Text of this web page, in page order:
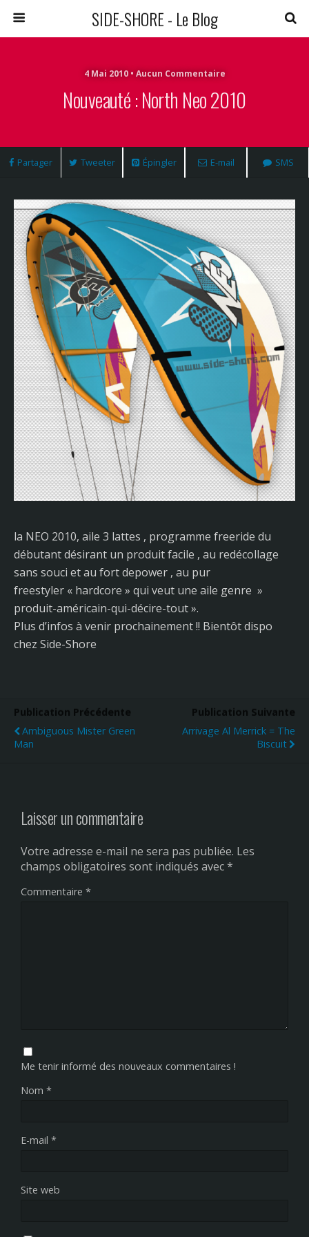
SIDE-SHORE - Le Blog
4 Mai 2010 • Aucun Commentaire
Nouveauté : North Neo 2010
Partager Tweeter Épingler E-mail SMS
la NEO 2010, aile 3 lattes , programme freeride du
débutant désirant un produit facile , au redécollage
sans souci et au fort depower , au pur
freestyler « hardcore » qui veut une aile genre »
produit-américain-qui-décire-tout ».
Plus d’infos à venir prochainement !! Bientôt dispo
chez Side-Shore
Publication Précédente
Ambiguous Mister Green
Man
Publication Suivante
Arrivage Al Merrick = The
Biscuit
Laisser un commentaire
Votre adresse e-mail ne sera pas publiée. Les
champs obligatoires sont indiqués avec*
Commentaire *
Me tenir informé des nouveaux commentaires !
Nom *
E-mail *
Site web